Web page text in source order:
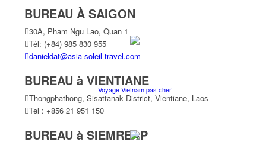
Voyage Vietnam pas cher
BUREAU À SAIGON
30A, Pham Ngu Lao, Quan 1
Tél: (+84) 985 830 955
danieldat@asia-soleil-travel.com
BUREAU à VIENTIANE
Thongphathong, Sisattanak District, Vientiane, Laos
Tel : +856 21 951 150
BUREAU à SIEMREAP